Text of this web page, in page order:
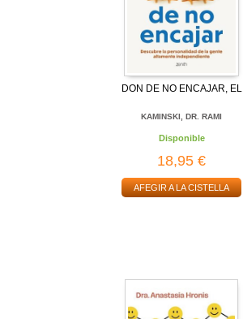
DON DE NO ENCAJAR, EL
KAMINSKI, DR. RAMI
Disponible
18,95 €
AFEGIR A LA CISTELLA